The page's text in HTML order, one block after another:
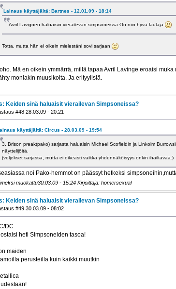
Lainaus käyttäjältä: Bartnes - 12.01.09 - 18:14
Avril Lavignen haluaisin vierailevan simpsoneissa.On niin hyvä laulaja
Totta, mutta hän ei oikein mielestäni sovi sarjaan
Mä en oikein ymmärrä, millä tapaa Avril Lavinge eroaisi
moniakin muusikoita. Ja erityylisiä.
Keiden sinä haluaisit vierailevan Simpsoneissa?
#48 28.03.09 - 20:21
käyttäjältä: Circus - 28.03.09 - 19:54
3. Brison preak(pako) sarjasta haluaisin Michael Scofieldin ja Linkolm
näyttelijöitä.
(veljekset sarjassa, mutta ei oikeasti vaikka yhdennäköisyys onkin ihailtavaa.)
noi Pako-hemmot on päässyt hetkeksi
muokattu30.03.09 - 15:24 Kirjoittaja: homersexual
Keiden sinä haluaisit vierailevan Simpsoneissa?
#49 30.03.09 - 08:02
DC
heti Simpsoneiden tasoa!
maiden
perusteilla kuin kaikki muutkin